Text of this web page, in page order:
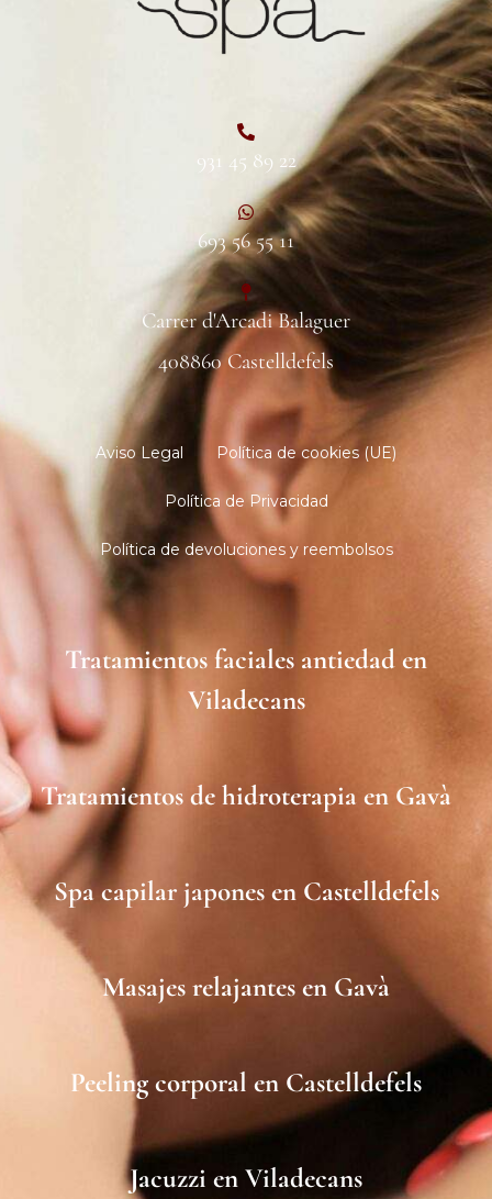
931 45 89 22
693 56 55 11
Carrer d'Arcadi Balaguer
408860 Castelldefels
Aviso Legal Política de cookies (UE)
Política de Privacidad
Política de devoluciones y reembolsos
Tratamientos faciales antiedad en
Viladecans
Tratamientos de hidroterapia en Gavà
Spa capilar japones en Castelldefels
Masajes relajantes en Gavà
Peeling corporal en Castelldefels
Jacuzzi en Viladecans